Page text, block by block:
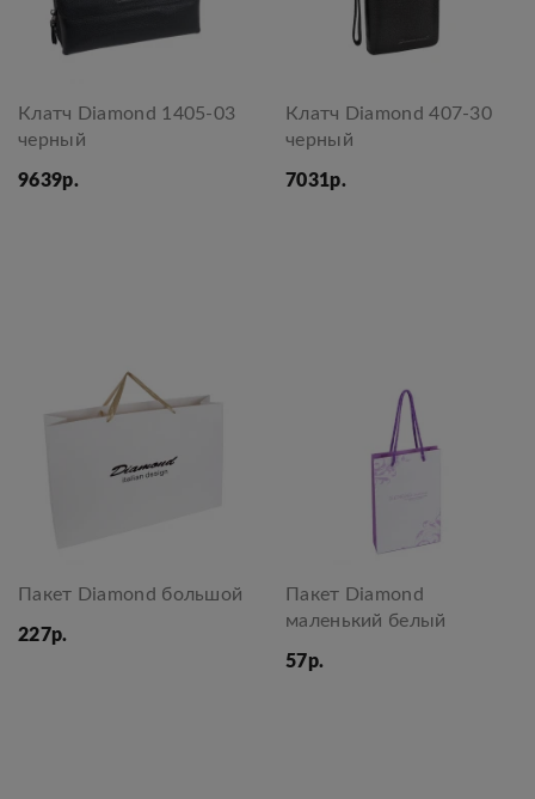
Клатч Diamond 1405-03
черный
9639р.
Клатч Diamond 407-30
черный
7031р.
Пакет Diamond большой
227р.
Пакет Diamond
маленький белый
57р.